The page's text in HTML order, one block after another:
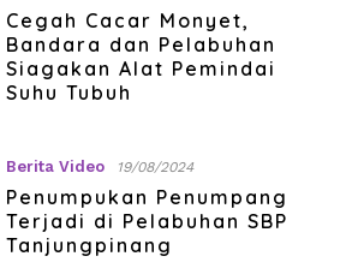
Cegah Cacar Monyet,
Bandara dan Pelabuhan
Siagakan Alat Pemindai
Suhu Tubuh
Berita Video 19/08/2024
Penumpukan Penumpang
Terjadi di Pelabuhan SBP
Tanjungpinang